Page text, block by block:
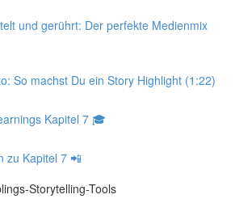
und gerührt: Der perfekte Medienmix
So machst Du ein Story Highlight (1:22)
Kapitel 7 🎓
zu Kapitel 7 📲
Storytelling-Tools